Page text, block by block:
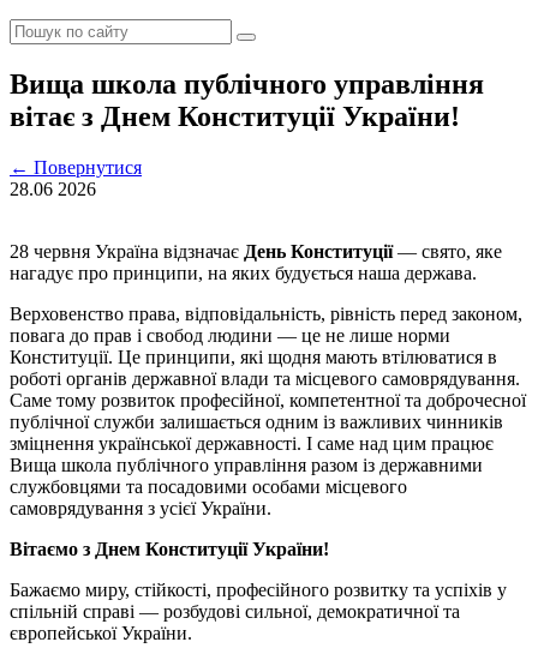
Вища школа публічного управління
вітає з Днем Конституції України!
← Повернутися
28.06 2026
28 червня Україна відзначає День Конституції— свято, яке
нагадує про принципи, на яких будується наша держава.
Верховенство права, відповідальність, рівність перед законом,
повага до прав і свобод людини — це не лише норми
Конституції. Це принципи, які щодня мають втілюватися в
роботі органів державної влади та місцевого самоврядування.
Саме тому розвиток професійної, компетентної та доброчесної
публічної служби залишається одним із важливих чинників
зміцнення української державності. І саме над цим працює
Вища школа публічного управління разом із державними
службовцями та посадовими особами місцевого
самоврядування з усієї України.
Вітаємо з Днем Конституції України!
Бажаємо миру, стійкості, професійного розвитку та успіхів у
спільній справі — розбудові сильної, демократичної та
європейської України.